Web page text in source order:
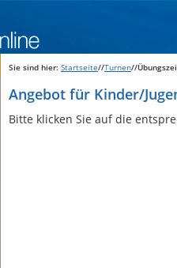
Sie sind hier: Startseite//Turnen//
Angebot für Kinder/
Bitte klicken Sie auf die